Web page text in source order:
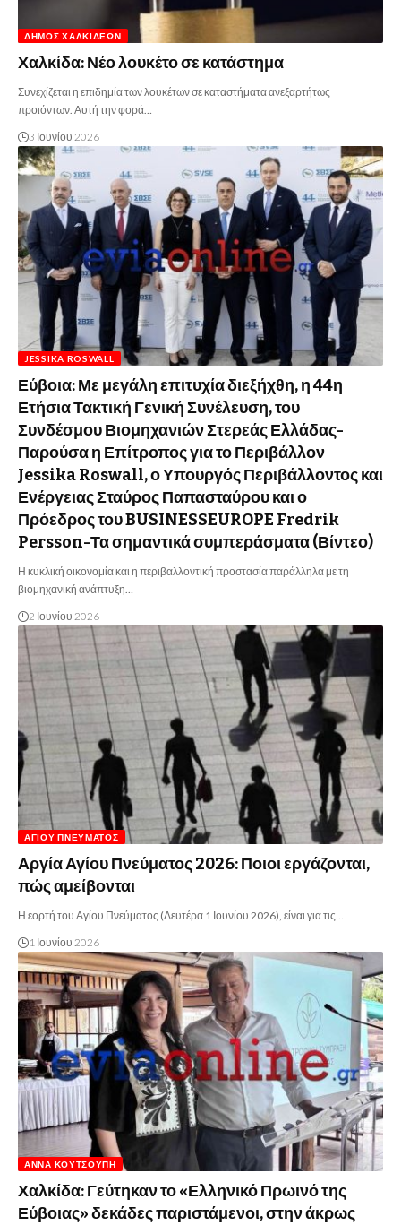
ΔΉΜΟΣ ΧΑΛΚΙΔΈΩΝ
Χαλκίδα: Νέο λουκέτο σε κατάστημα
Συνεχίζεται η επιδημία των λουκέτων σε καταστήματα ανεξαρτήτως
προιόντων. Αυτή την φορά…
3 Ιουνίου 2026
JESSIKA ROSWALL
Εύβοια: Με μεγάλη επιτυχία διεξήχθη, η 44η
Ετήσια Τακτική Γενική Συνέλευση, του
Συνδέσμου Βιομηχανιών Στερεάς Ελλάδας-
Παρούσα η Επίτροπος για το Περιβάλλον
Jessika Roswall, ο Υπουργός Περιβάλλοντος και
Ενέργειας Σταύρος Παπασταύρου και ο
Πρόεδρος του BUSINESSEUROPE Fredrik
Persson-Τα σημαντικά συμπεράσματα (Βίντεο)
Η κυκλική οικονομία και η περιβαλλοντική προστασία παράλληλα με τη
βιομηχανική ανάπτυξη…
2 Ιουνίου 2026
ΑΓΊΟΥ ΠΝΕΎΜΑΤΟΣ
Αργία Αγίου Πνεύματος 2026: Ποιοι εργάζονται,
πώς αμείβονται
Η εορτή του Αγίου Πνεύματος (Δευτέρα 1 Ιουνίου 2026), είναι για τις…
1 Ιουνίου 2026
ΆΝΝΑ ΚΟΥΤΣΟΎΠΗ
Χαλκίδα: Γεύτηκαν το «Ελληνικό Πρωινό της
Εύβοιας» δεκάδες παριστάμενοι, στην άκρως